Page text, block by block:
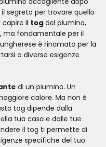
segreto per trovare quello
capire il tog del piumino,
ma fondamentale per il
è rinomato per la
a diverse esigenze
di un piumino. Un
calore. Ma non è
tog dipende dalla
tua casa e dalle tue
il tog ti permette di
specifiche del tuo